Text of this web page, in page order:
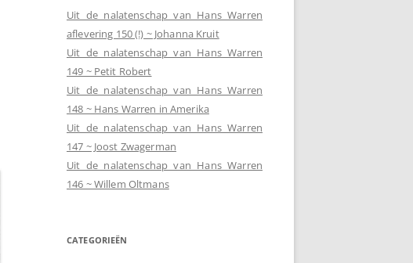
Uit de nalatenschap van Hans Warren
aflevering 150 (!) ~ Johanna Kruit
Uit de nalatenschap van Hans Warren
149 ~ Petit Robert
Uit de nalatenschap van Hans Warren
148 ~ Hans Warren in Amerika
Uit de nalatenschap van Hans Warren
147 ~ Joost Zwagerman
Uit de nalatenschap van Hans Warren
146 ~ Willem Oltmans
CATEGORIEËN